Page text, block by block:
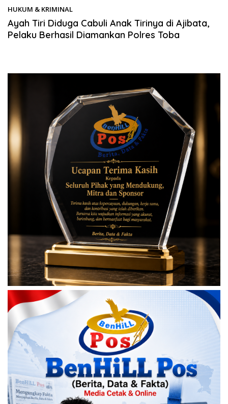
HUKUM & KRIMINAL
Ayah Tiri Diduga Cabuli Anak Tirinya di Ajibata,
Pelaku Berhasil Diamankan Polres Toba